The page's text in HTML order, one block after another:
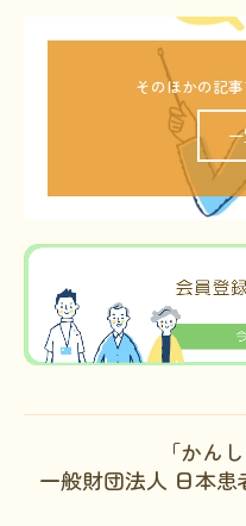
そのほかの記
「かん
一般財団法人 日本